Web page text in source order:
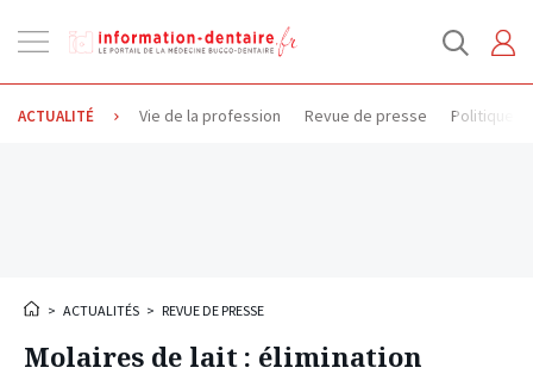
la
navigation
ACTUALITÉ Vie de la profession Revue de presse Politique
> ACTUALITÉS > REVUE DE PRESSE
Molaires de lait : élimination